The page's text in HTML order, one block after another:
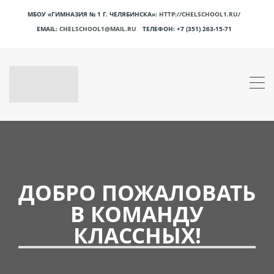
МБОУ «ГИМНАЗИЯ № 1 Г. ЧЕЛЯБИНСКА»: HTTP://CHELSCHOOL1.RU/
EMAIL: CHELSCHOOL1@MAIL.RU ТЕЛЕФОН: +7 (351) 263-15-71
ДОБРО ПОЖАЛОВАТЬ
В КОМАНДУ
КЛАССНЫХ!